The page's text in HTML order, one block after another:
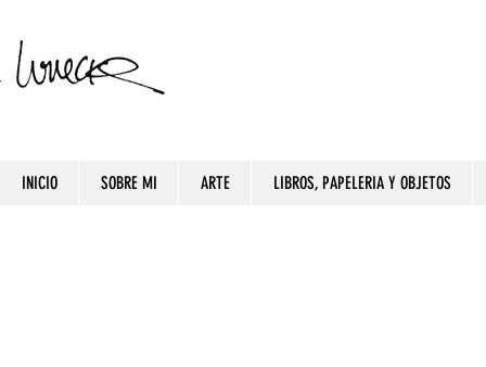
INICIO SOBRE MI ARTE LIBROS, PAPELERIA Y OBJETOS